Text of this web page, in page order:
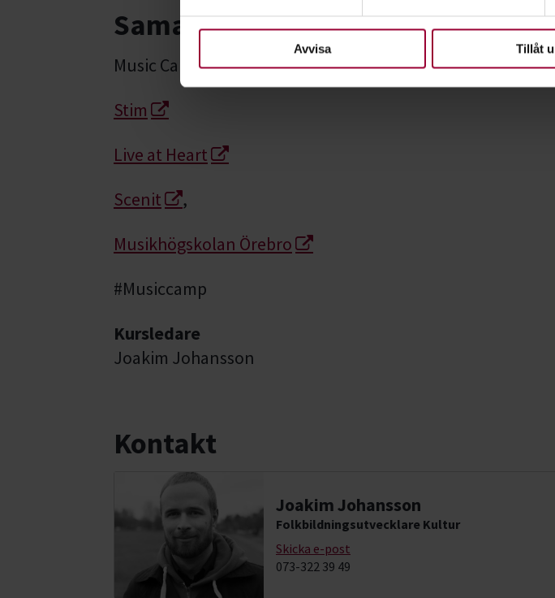
För att du ska få en så bra upplevelse som möjligt använder
Avvisa Tillåt
Samarbetspartners
Music Camp genomförs tillsammans och i samarbete med
Stim
Live at Heart
Scenit
,
Musikhögskolan Örebro
#Musiccamp
Kursledare
Joakim Johansson
Kontakt
Joakim Johansson
Folkbildningsutvecklare Kultur
Skicka e-post
073-322 39 49